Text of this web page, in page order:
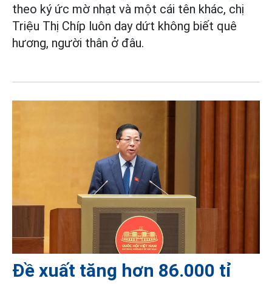
theo ký ức mờ nhạt và một cái tên khác, chị
Triệu Thị Chíp luôn day dứt không biết quê
hương, người thân ở đâu.
Đề xuất tăng hơn 86.000 tỉ